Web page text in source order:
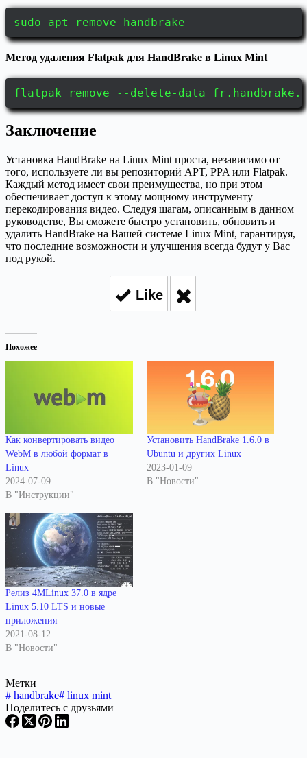
sudo apt remove handbrake
Метод удаления Flatpak для HandBrake в Linux Mint
flatpak remove --delete-data
Заключение
Установка HandBrake на Linux Mint проста, независимо от
того, используете ли вы репозиторий APT, PPA или Flatpak.
Каждый метод имеет свои преимущества, но при этом
обеспечивает доступ к этому мощному инструменту
перекодирования видео. Следуя шагам, описанным в данном
руководстве, Вы сможете быстро установить, обновить и
удалить HandBrake на Вашей системе Linux Mint, гарантируя,
что последние возможности и улучшения всегда будут у Вас
под рукой.
Like
Похожее
Как конвертировать видео
WebM в любой формат в
Linux
2024-07-09
В "Инструкции"
Установить HandBrake 1.6.0 в
Ubuntu и других Linux
2023-01-09
В "Новости"
Релиз 4MLinux 37.0 в ядре
Linux 5.10 LTS и новые
приложения
2021-08-12
В "Новости"
Метки
# handbrake# linux mint
Поделитесь с друзьями